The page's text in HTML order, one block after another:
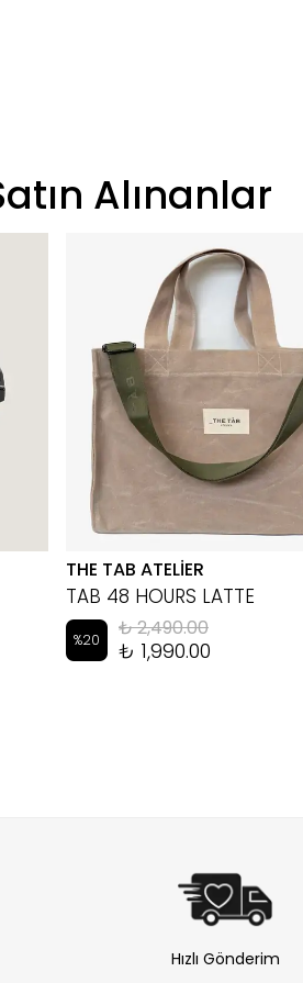
Alınanlar
THE TAB ATELİER
TAB 48 HOURS LATTE
%20 ₺ 2,490.00
₺ 1,990.00
Hızlı Gönderim